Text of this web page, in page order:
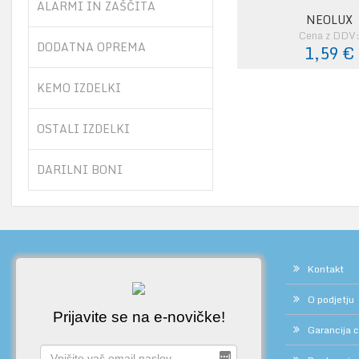
ALARMI IN ZAŠČITA
DODATNA OPREMA
KEMO IZDELKI
OSTALI IZDELKI
DARILNI BONI
NEOLUX
Cena z
1,59 €
Prijavite se na e-novičke!
Kontakt
O podjetju
Garancija